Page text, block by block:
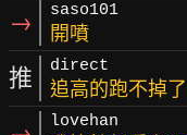
→ saso101
開噴
推 direct
追高的跑不掉了
lovehan